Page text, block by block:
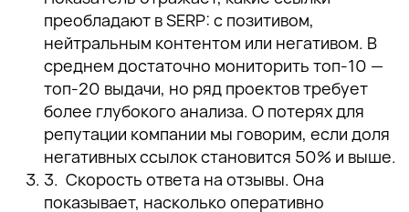
преобладают в SERP: с позитивом,
нейтральным контентом или негативом. В
среднем достаточно мониторить топ-10 —
топ-20 выдачи, но ряд проектов требует
более глубокого анализа. О потерях для
репутации компании мы говорим, если доля
негативных ссылок становится 50% и выше.
Скорость ответа на отзывы. Она
показывает, насколько оперативно